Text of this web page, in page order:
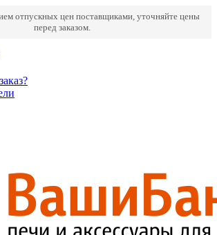
отпускных цен поставщиками, уточняйте цены
перед заказом.